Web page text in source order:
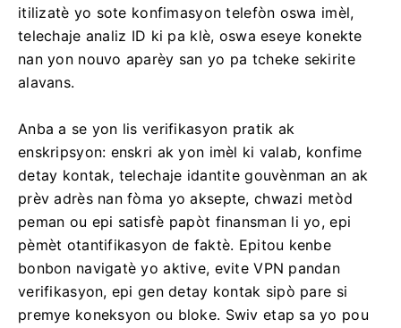
itilizatè yo sote konfimasyon telefòn oswa imèl,
telechaje analiz ID ki pa klè, oswa eseye konekte
nan yon nouvo aparèy san yo pa tcheke sekirite
alavans.
Anba a se yon lis verifikasyon pratik ak
enskripsyon: enskri ak yon imèl ki valab, konfime
detay kontak, telechaje idantite gouvènman an ak
prèv adrès nan fòma yo aksepte, chwazi metòd
peman ou epi satisfè papòt finansman li yo, epi
pèmèt otantifikasyon de faktè. Epitou kenbe
bonbon navigatè yo aktive, evite VPN pandan
verifikasyon, epi gen detay kontak sipò pare si
premye koneksyon ou bloke. Swiv etap sa yo pou